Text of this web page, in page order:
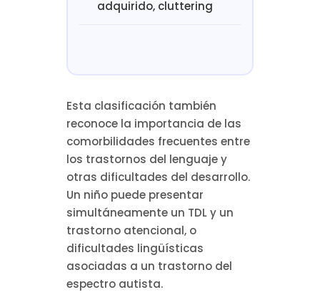
adquirido, cluttering
Esta clasificación también
reconoce la importancia de las
comorbilidades frecuentes entre
los trastornos del lenguaje y
otras dificultades del desarrollo.
Un niño puede presentar
simultáneamente un TDL y un
trastorno atencional, o
dificultades lingüísticas
asociadas a un trastorno del
espectro autista.